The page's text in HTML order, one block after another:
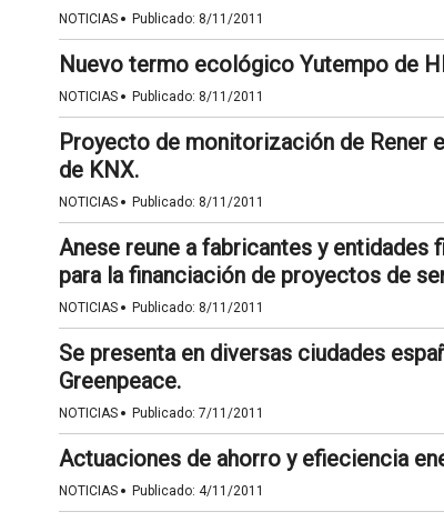
NOTICIAS · Publicado: 8/11/2011
Nuevo termo ecológico Yutempo de
NOTICIAS · Publicado: 8/11/2011
Proyecto de monitorización de Rener
de KNX.
NOTICIAS · Publicado: 8/11/2011
Anese reune a fabricantes y entidades
para la financiación de proyectos de
NOTICIAS · Publicado: 8/11/2011
Se presenta en diversas ciudades
Greenpeace.
NOTICIAS · Publicado: 7/11/2011
Actuaciones de ahorro y efieciencia
NOTICIAS · Publicado: 4/11/2011